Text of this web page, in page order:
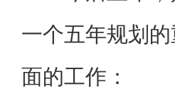
一个五年规划
面的工作：